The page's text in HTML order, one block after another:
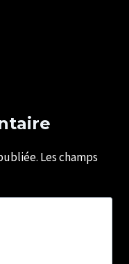
Les champs